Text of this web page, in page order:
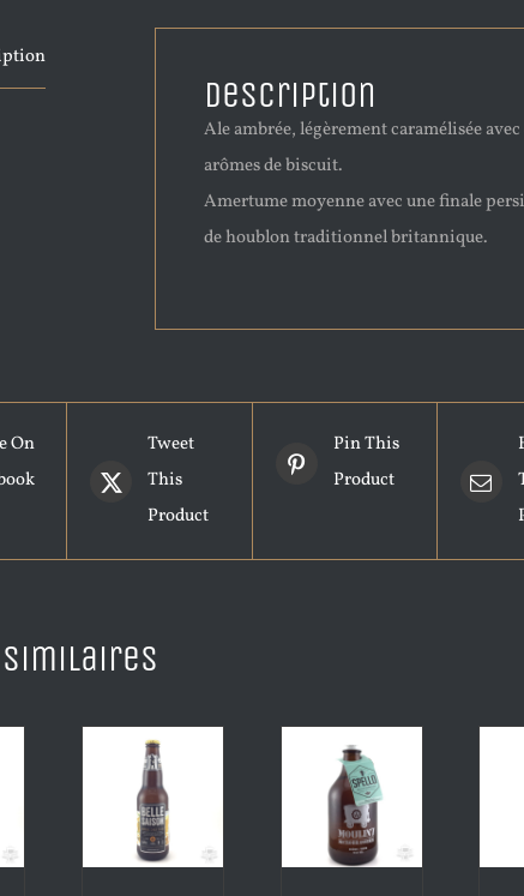
Description
Ale ambrée, légèrement caramélisée avec
arômes de biscuit.
Amertume moyenne avec une finale
de houblon traditionnel britannique.
On
Tweet
This
Product
Pin This
Product